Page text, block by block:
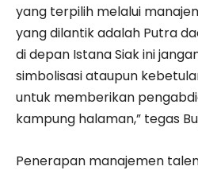
yang terpilih melalui
yang dilantik adalah Putra
di depan Istana Siak ini
simbolisasi ataupun
untuk memberikan
kampung halaman,” tegas
Penerapan manajemen